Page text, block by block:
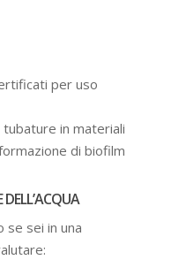
per uso
tubature in materiali
di biofilm
DELL’ACQUA
se sei in una